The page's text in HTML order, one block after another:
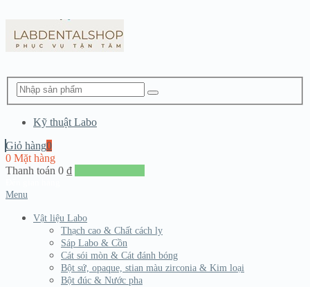
Kỹ thuật Labo
Giỏ hàng0
0 Mặt hàng
Thanh toán 0 ₫
Menu
Vật liệu Labo
Thạch cao & Chất cách ly
Sáp Labo & Cồn
Cát sói mòn & Cát đánh bóng
Bột sứ, opaque, stian màu zirconia & Kim loại
Bột đúc & Nước pha